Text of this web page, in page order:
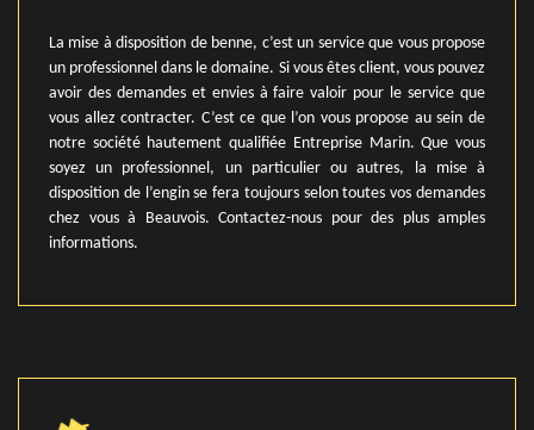
La mise à disposition de benne, c’est un service que vous propose
un professionnel dans le domaine. Si vous êtes client, vous pouvez
avoir des demandes et envies à faire valoir pour le service que
vous allez contracter. C’est ce que l’on vous propose au sein de
notre société hautement qualifiée Entreprise Marin. Que vous
soyez un professionnel, un particulier ou autres, la mise à
disposition de l’engin se fera toujours selon toutes vos demandes
chez vous à Beauvois. Contactez-nous pour des plus amples
informations.